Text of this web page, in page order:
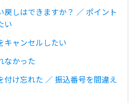
戻しはできますか？ ／ ポイント
い
キャンセルしたい
なかった
付け忘れた ／ 振込番号を間違え